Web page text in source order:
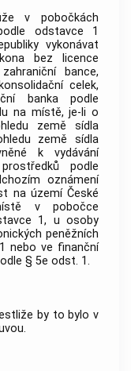
v pobočkách
odstavce 1
vykonávat
bez licence
bance,
celek,
banka podle
na místě, je-li o
země sídla
země sídla
k vydávání
podle
oznámení
na území České
v pobočce
1, u osoby
peněžních
nebo ve finanční
§ 5e odst. 1.
by to bylo v